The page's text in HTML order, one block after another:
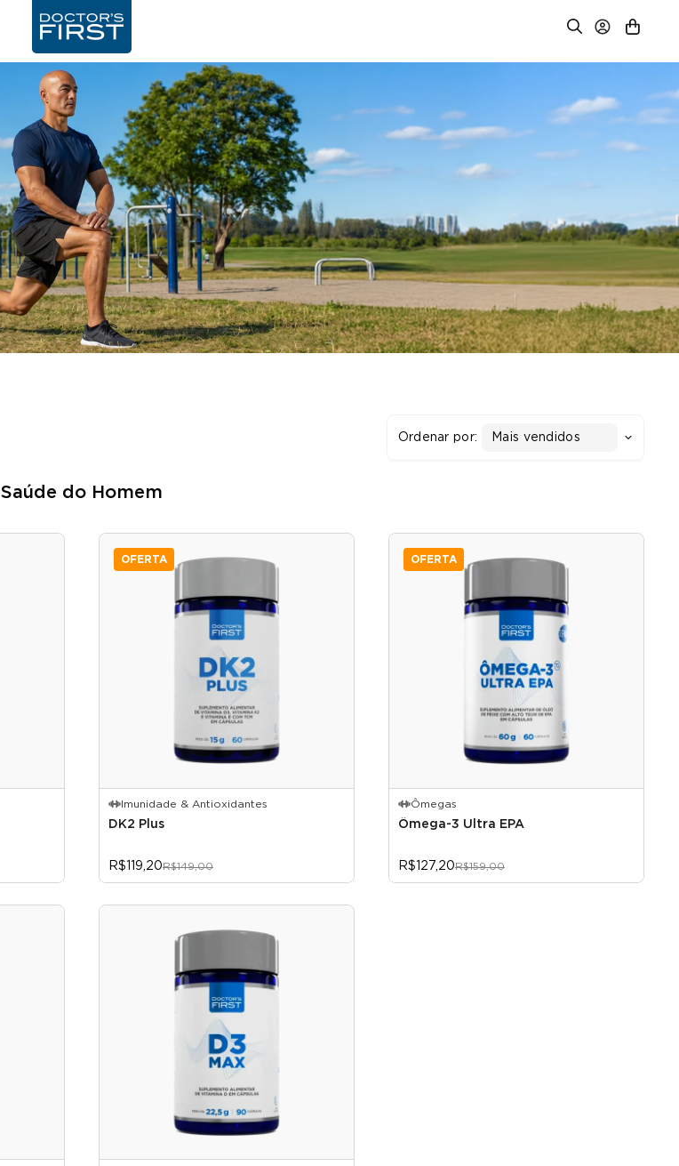
Ordenar por: Mais vendidos
Saúde do Homem
OFERTA
Imunidade & Antioxidantes
DK2 Plus
R$119,20R$149,00
OFERTA
Ômegas
Ômega-3 Ultra EPA
R$127,20R$159,00